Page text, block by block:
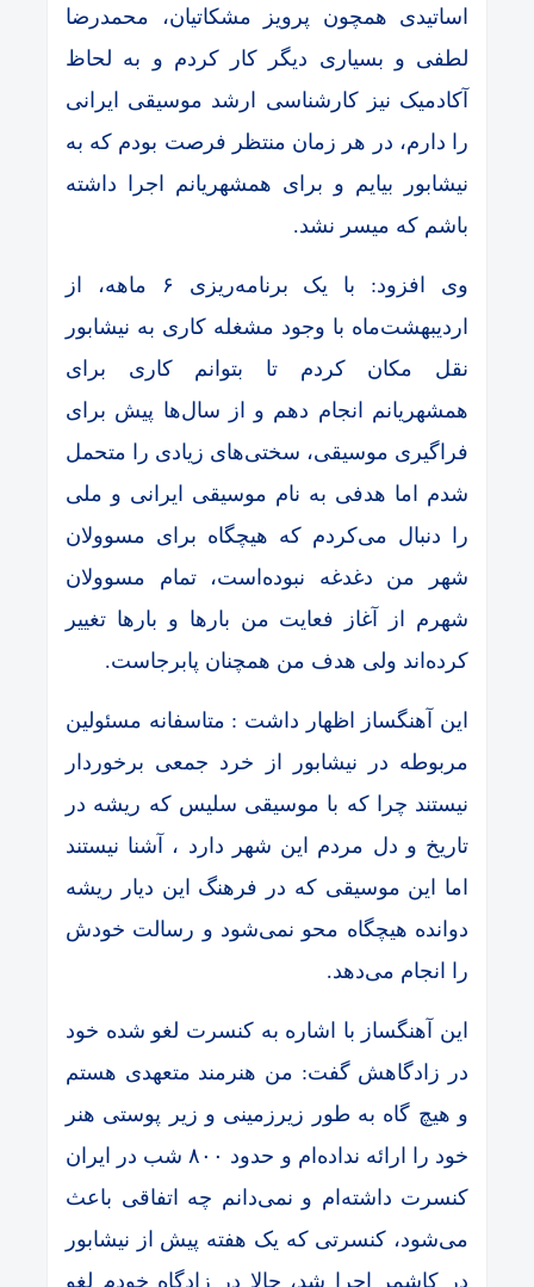
اساتیدی همچون پرویز مشکاتیان، محمدرضا
لطفی و بسیاری دیگر کار کردم و به لحاظ
آکادمیک نیز کارشناسی ارشد موسیقی ایرانی
را دارم، در هر زمان منتظر فرصت بودم که به
نیشابور بیایم و برای همشهریانم اجرا داشته
باشم که میسر نشد.
وی افزود: با یک برنامه‌ریزی ۶ ماهه، از
اردیبهشت‌ماه با وجود مشغله کاری به نیشابور
نقل مکان کردم تا بتوانم کاری برای
همشهریانم انجام دهم و از سال‌ها پیش برای
فراگیری موسیقی، سختی‌های زیادی را متحمل
شدم اما هدفی به نام موسیقی ایرانی و ملی
را دنبال می‌کردم که هیچگاه برای مسوولان
شهر من دغدغه نبوده‌است، تمام مسوولان
شهرم از آغاز فعایت من بارها و بارها تغییر
کرده‌اند ولی هدف من همچنان پابرجاست.
این آهنگساز اظهار داشت : متاسفانه مسئولین
مربوطه در نیشابور از خرد جمعی برخوردار
نیستند چرا که با موسیقی سلیس که ریشه در
تاریخ و دل مردم این شهر دارد ، آشنا نیستند
اما این موسیقی که در فرهنگ این دیار ریشه
دوانده هیچگاه محو نمی‌شود و رسالت خودش
را انجام می‌دهد.
این آهنگساز با اشاره به کنسرت لغو شده خود
در زادگاهش گفت: من هنرمند متعهدی هستم
و هیچ گاه به طور زیرزمینی و زیر پوستی هنر
خود را ارائه نداده‌ام و حدود ۸۰۰ شب در ایران
کنسرت داشته‌ام و نمی‌دانم چه اتفاقی باعث
می‌شود، کنسرتی که یک هفته پیش از نیشابور
در کاشمر اجرا شد، حالا در زادگاه خودم لغو